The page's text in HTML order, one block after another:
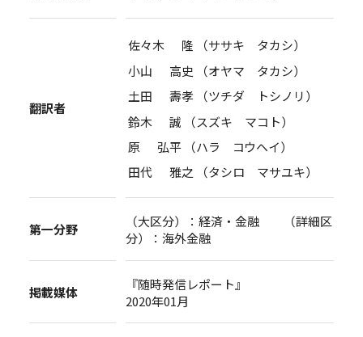
翻訳者
佐々木 隆 （ササキ タカシ）
小山 高史 （オヤマ タカシ）
土田 壽孝 （ツチダ トシノリ）
鈴木 誠 （スズキ マコト）
原 弘平 （ハラ コウヘイ）
田代 雅之 （タシロ マサユキ）
第一分野
（大区分）：経済・金融 （詳細区
分）：海外金融
掲載媒体
『随時発信レポート』
2020年01月